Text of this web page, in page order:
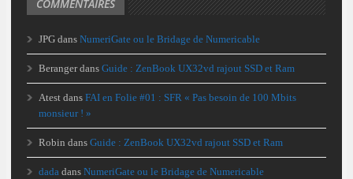
COMMENTAIRES
JPG dans NumeriGate ou le Bridage de Numericable
Berangerdans Guide : ZenBook UX32vd rajout SSD et Ram
Atest dans FAI en Folie #01 : SFR « Pas besoin de 100 Mbits
monsieur ! »
Robin dans Guide : ZenBook UX32vd rajout SSD et Ram
dada dans NumeriGate ou le Bridage de Numericable